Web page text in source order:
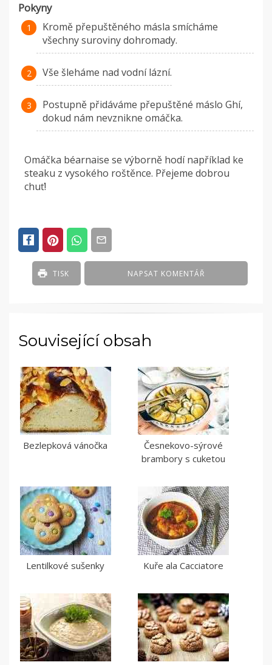
Pokyny
Kromě přepuštěného másla smícháme
všechny suroviny dohromady.
Vše šleháme nad vodní lázní.
Postupně přidáváme přepuštěné máslo Ghí,
dokud nám nevznikne omáčka.
Omáčka béarnaise se výborně hodí například ke
steaku z vysokého roštěnce. Přejeme dobrou
chuť!
NAPSAT KOMENTÁŘ
TISK
Související obsah
Bezlepková vánočka
Česnekovo-sýrové
brambory s cuketou
Lentilkové sušenky Kuře ala Cacciatore